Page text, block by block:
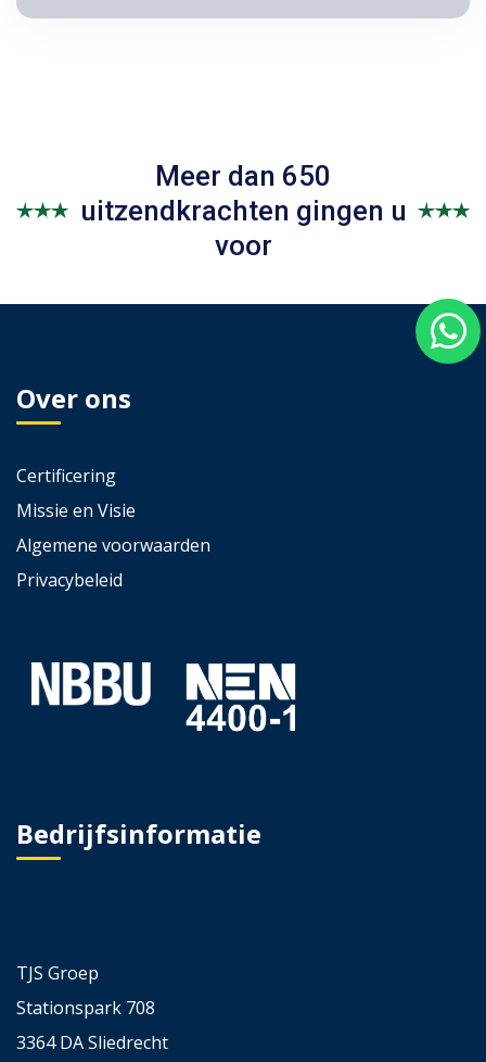
Meer dan 650
uitzendkrachten gingen u
voor
Over ons
Certificering
Missie en Visie
Algemene voorwaarden
Privacybeleid
Bedrijfsinformatie
TJS Groep
Stationspark 708
3364 DA Sliedrecht